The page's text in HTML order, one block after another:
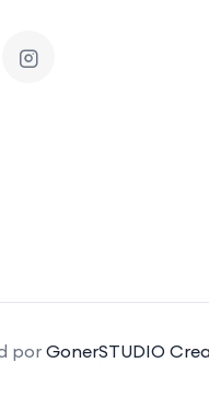
por GonerSTUDIO